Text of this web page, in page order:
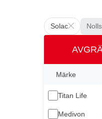
Solac
Märke
Titan Life
Medivon